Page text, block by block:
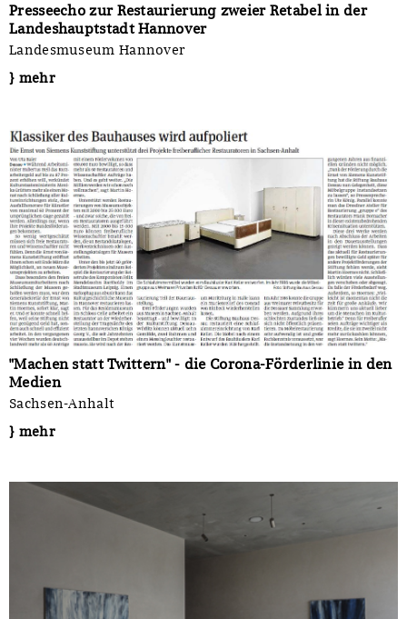
Presseecho zur Restaurierung zweier Retabel in der
Landeshauptstadt Hannover
Landesmuseum Hannover
} mehr
"Machen statt Twittern" - die Corona-Förderlinie in den
Medien
Sachsen-Anhalt
} mehr